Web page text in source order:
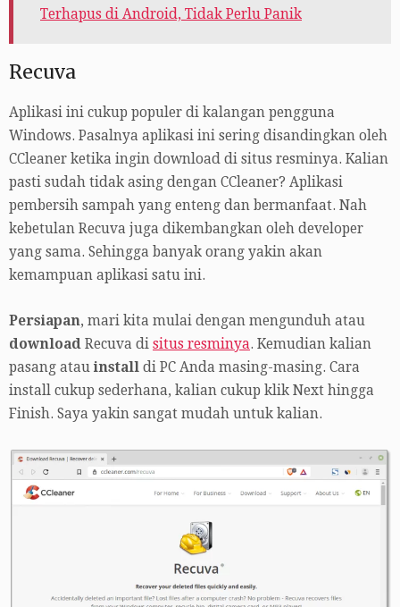
Terhapus di Android, Tidak Perlu Panik
Recuva
Aplikasi ini cukup populer di kalangan pengguna
Windows. Pasalnya aplikasi ini sering disandingkan oleh
CCleaner ketika ingin download di situs resminya. Kalian
pasti sudah tidak asing dengan CCleaner? Aplikasi
pembersih sampah yang enteng dan bermanfaat. Nah
kebetulan Recuva juga dikembangkan oleh developer
yang sama. Sehingga banyak orang yakin akan
kemampuan aplikasi satu ini.
Persiapan, mari kita mulai dengan mengunduh atau
download Recuva di situs resminya. Kemudian kalian
pasang atau install di PC Anda masing-masing. Cara
install cukup sederhana, kalian cukup klik Next hingga
Finish. Saya yakin sangat mudah untuk kalian.